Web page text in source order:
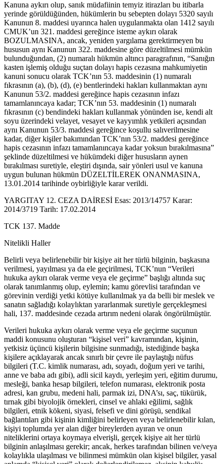
Kanuna aykırı olup, sanık müdafiinin temyiz itirazları bu itibarla
yerinde görüldüğünden, hükümlerin bu sebepten dolayı 5320 sayılı
Kanunun 8. maddesi uyarınca halen uygulanmakta olan 1412 sayılı
CMUK’un 321. maddesi gereğince isteme aykırı olarak
BOZULMASINA, ancak, yeniden yargılama gerektirmeyen bu
hususun aynı Kanunun 322. maddesine göre düzeltilmesi mümkün
bulunduğundan, (2) numaralı hükmün altıncı paragrafının, “Sanığın
kasten işlemiş olduğu suçtan dolayı hapis cezasına mahkumiyetin
kanuni sonucu olarak TCK’nın 53. maddesinin (1) numaralı
fıkrasının (a), (b), (d), (e) bentlerindeki hakları kullanmaktan aynı
Kanunun 53/2. maddesi gereğince hapis cezasının infazı
tamamlanıncaya kadar; TCK’nın 53. maddesinin (1) numaralı
fıkrasının (c) bendindeki hakları kullanmak yönünden ise, kendi alt
soyu üzerindeki velayet, vesayet ve kayyımlık yetkileri açısından
aynı Kanunun 53/3. maddesi gereğince koşullu salıverilmesine
kadar, diğer kişiler bakımından TCK’nın 53/2. maddesi gereğince
hapis cezasının infazı tamamlanıncaya kadar yoksun bırakılmasına”
şeklinde düzeltilmesi ve hükümdeki diğer hususların aynen
bırakılması suretiyle, eleştiri dışında, sair yönleri usul ve kanuna
uygun bulunan hükmün DÜZELTİLEREK ONANMASINA,
13.01.2014 tarihinde oybirliğiyle karar verildi.
YARGITAY 12. CEZA DAİRESİ Esas: 2013/14757 Karar:
2014/3719 Tarih: 17.02.2014
TCK 137. Madde
Nitelikli Haller
Belirli veya belirlenebilir bir kişiye ait her türlü bilginin, başkasına
verilmesi, yayılması ya da ele geçirilmesi, TCK’nun “Verileri
hukuka aykırı olarak verme veya ele geçirme” başlığı altında suç
olarak tanımlanmış olup, eylemin; kamu görevlisi tarafından ve
görevinin verdiği yetki kötüye kullanılmak ya da belli bir meslek ve
sanatın sağladığı kolaylıktan yararlanmak suretiyle gerçekleşmesi
hali, 137. maddesinde cezada artırım nedeni olarak öngörülmüştür.
Verileri hukuka aykırı olarak verme veya ele geçirme suçunun
maddi konusunu oluşturan “kişisel veri” kavramından, kişinin,
yetkisiz üçüncü kişilerin bilgisine sunmadığı, istediğinde başka
kişilere açıklayarak ancak sınırlı bir çevre ile paylaştığı nüfus
bilgileri (T.C. kimlik numarası, adı, soyadı, doğum yeri ve tarihi,
anne ve baba adı gibi), adli sicil kaydı, yerleşim yeri, eğitim durumu,
mesleği, banka hesap bilgileri, telefon numarası, elektronik posta
adresi, kan grubu, medeni hali, parmak izi, DNA’sı, saç, tükürük,
tırnak gibi biyolojik örnekleri, cinsel ve ahlaki eğilimi, sağlık
bilgileri, etnik kökeni, siyasi, felsefi ve dini görüşü, sendikal
bağlantıları gibi kişinin kimliğini belirleyen veya belirlenebilir kılan,
kişiyi toplumda yer alan diğer bireylerden ayıran ve onun
niteliklerini ortaya koymaya elverişli, gerçek kişiye ait her türlü
bilginin anlaşılması gerekir; ancak, herkes tarafından bilinen ve/veya
kolaylıkla ulaşılması ve bilinmesi mümkün olan kişisel bilgiler, yasal